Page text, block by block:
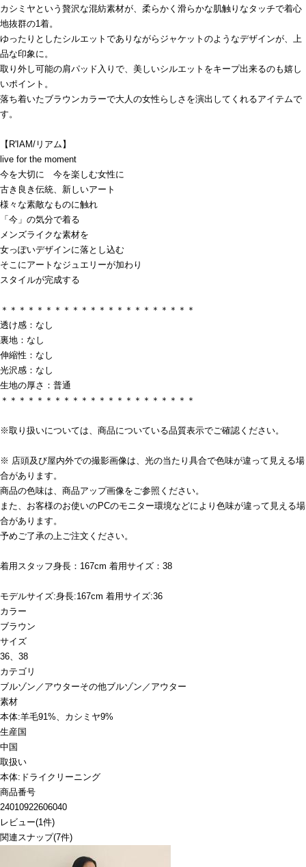
カシミヤという贅沢な混紡素材が、柔らかく滑らかな肌触りなタッチで着心
地抜群の1着。
ゆったりとしたシルエットでありながらジャケットのようなデザインが、上
品な印象に。
取り外し可能の肩パッド入りで、美しいシルエットをキープ出来るのも嬉し
いポイント。
落ち着いたブラウンカラーで大人の女性らしさを演出してくれるアイテムで
す。
【R'IAM/リアム】
live for the moment
今を大切に 今を楽しむ女性に
古き良き伝統、新しいアート
様々な素敵なものに触れ
「今」の気分で着る
メンズライクな素材を
女っぽいデザインに落とし込む
そこにアートなジュエリーが加わり
スタイルが完成する
＊＊＊＊＊＊＊＊＊＊＊＊＊＊＊＊＊＊＊＊＊＊
透け感：なし
裏地：なし
伸縮性：なし
光沢感：なし
生地の厚さ：普通
＊＊＊＊＊＊＊＊＊＊＊＊＊＊＊＊＊＊＊＊＊＊
※取り扱いについては、商品についている品質表示でご確認ください。
※ 店頭及び屋内外での撮影画像は、光の当たり具合で色味が違って見える場
合があります。
商品の色味は、商品アップ画像をご参照ください。
また、お客様のお使いのPCのモニター環境などにより色味が違って見える場
合があります。
予めご了承の上ご注文ください。
着用スタッフ身長：167cm 着用サイズ：38
モデルサイズ:身長:167cm 着用サイズ:36
カラー
ブラウン
サイズ
36、38
カテゴリ
ブルゾン／アウターその他ブルゾン／アウター
素材
本体:羊毛91%、カシミヤ9%
生産国
中国
取扱い
本体:ドライクリーニング
商品番号
24010922606040
レビュー(1件)
関連スナップ(7件)